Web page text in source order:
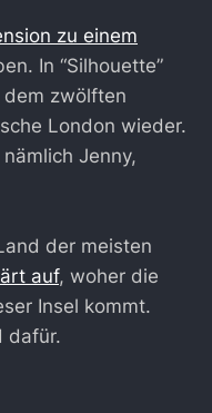
zu einem
In “Silhouette”
zwölften
London wieder.
Jenny,
der meisten
auf, woher die
Insel kommt.
dafür.